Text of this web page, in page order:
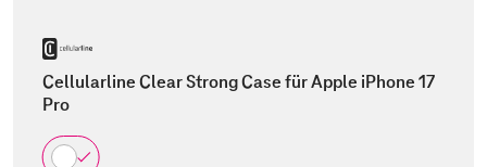
Cellularline Clear Strong Case für Apple iPhone 17
Pro